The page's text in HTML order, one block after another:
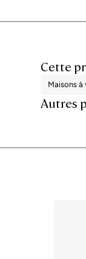
Cette
Maisons à
Autres